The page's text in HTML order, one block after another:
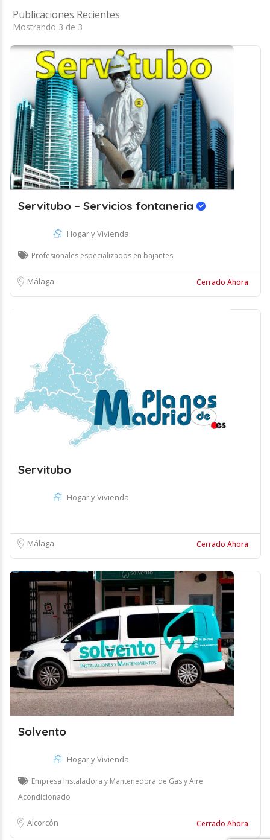
Publicaciones Recientes
Mostrando 3 de 3
Servitubo – Servicios fontaneria
Hogar y Vivienda
Profesionales especializados en bajantes
Málaga Cerrado Ahora
Servitubo
Hogar y Vivienda
Málaga Cerrado Ahora
Solvento
Hogar y Vivienda
Empresa Instaladora y Mantenedora de Gas y Aire
Acondicionado
Alcorcón Cerrado Ahora